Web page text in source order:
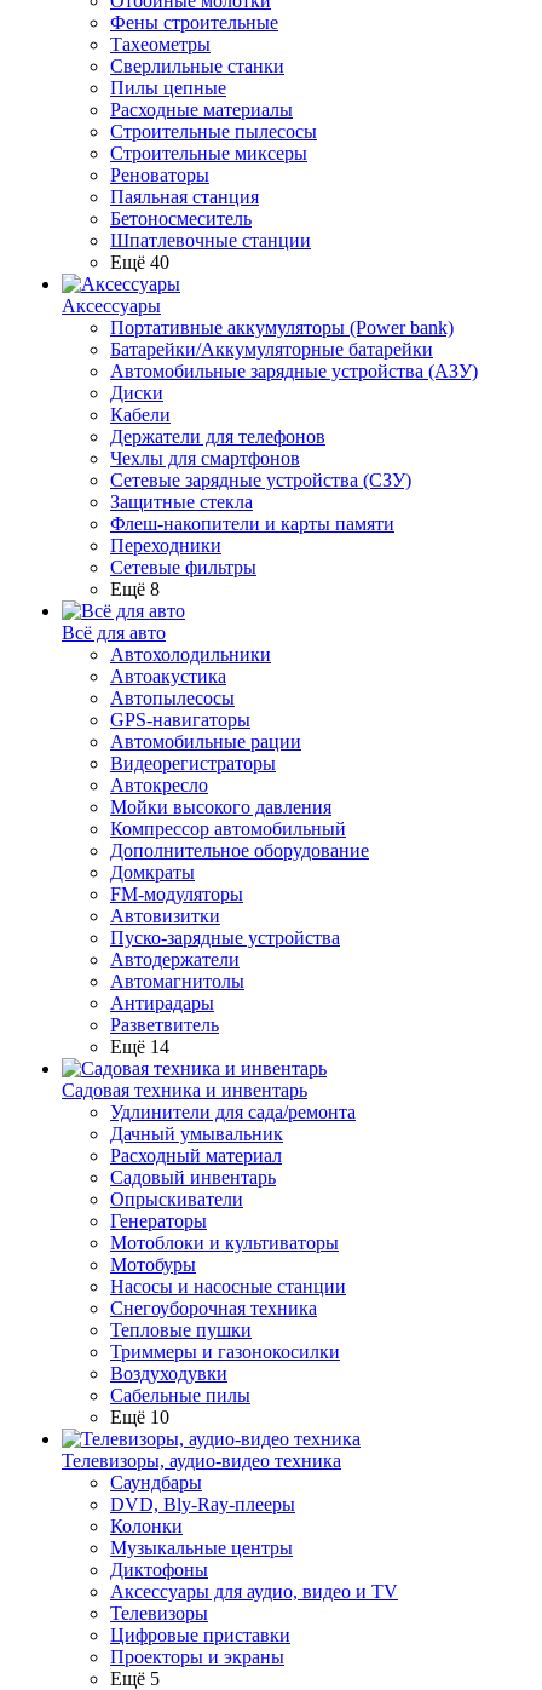
Фены строительные
Тахеометры
Сверлильные станки
Пилы цепные
Расходные материалы
Строительные пылесосы
Строительные миксеры
Реноваторы
Паяльная станция
Бетоносмеситель
Шпатлевочные станции
Ещё 40
Аксессуары
Портативные аккумуляторы (Power bank)
Батарейки/Аккумуляторные батарейки
Автомобильные зарядные устройства (АЗУ)
Диски
Кабели
Держатели для телефонов
Чехлы для смартфонов
Сетевые зарядные устройства (СЗУ)
Защитные стекла
Флеш-накопители и карты памяти
Переходники
Сетевые фильтры
Ещё 8
Всё для авто
Автохолодильники
Автоакустика
Автопылесосы
GPS-навигаторы
Автомобильные рации
Видеорегистраторы
Автокресло
Мойки высокого давления
Компрессор автомобильный
Дополнительное оборудование
Домкраты
FM-модуляторы
Автовизитки
Пуско-зарядные устройства
Автодержатели
Автомагнитолы
Антирадары
Разветвитель
Ещё 14
Садовая техника и инвентарь
Удлинители для сада/ремонта
Дачный умывальник
Расходный материал
Садовый инвентарь
Опрыскиватели
Генераторы
Мотоблоки и культиваторы
Мотобуры
Насосы и насосные станции
Снегоуборочная техника
Тепловые пушки
Триммеры и газонокосилки
Воздуходувки
Сабельные пилы
Ещё 10
Телевизоры, аудио-видео техника
Саундбары
DVD, Bly-Ray-плееры
Колонки
Музыкальные центры
Диктофоны
Аксессуары для аудио, видео и TV
Телевизоры
Цифровые приставки
Проекторы и экраны
Ещё 5